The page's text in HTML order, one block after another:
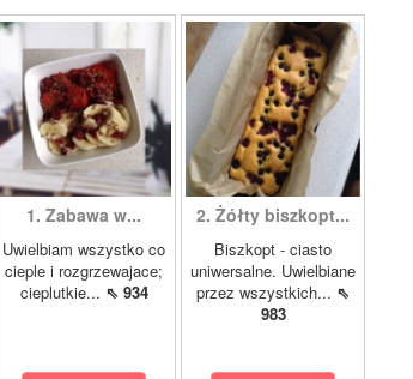
1. Zabawa w...
Uwielbiam wszystko co
cieple i rozgrzewajace;
cieplutkie... ⇖ 934
2. Żółty biszkopt...
Biszkopt - ciasto
uniwersalne. Uwielbiane
przez wszystkich... ⇖
983